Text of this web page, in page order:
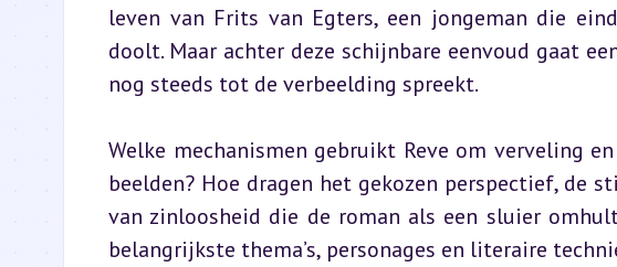
leven van Frits van Egters, een jongeman die
doolt. Maar achter deze schijnbare eenvoud gaat
nog steeds tot de verbeelding spreekt.
Welke mechanismen gebruikt Reve om verveling
beelden? Hoe dragen het gekozen perspectief,
van zinloosheid die de roman als een sluier
belangrijkste thema’s, personages en literaire